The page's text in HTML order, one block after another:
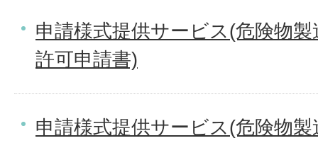
申請様式提供サービス(危険物
許可申請書)
申請様式提供サービス(危険物